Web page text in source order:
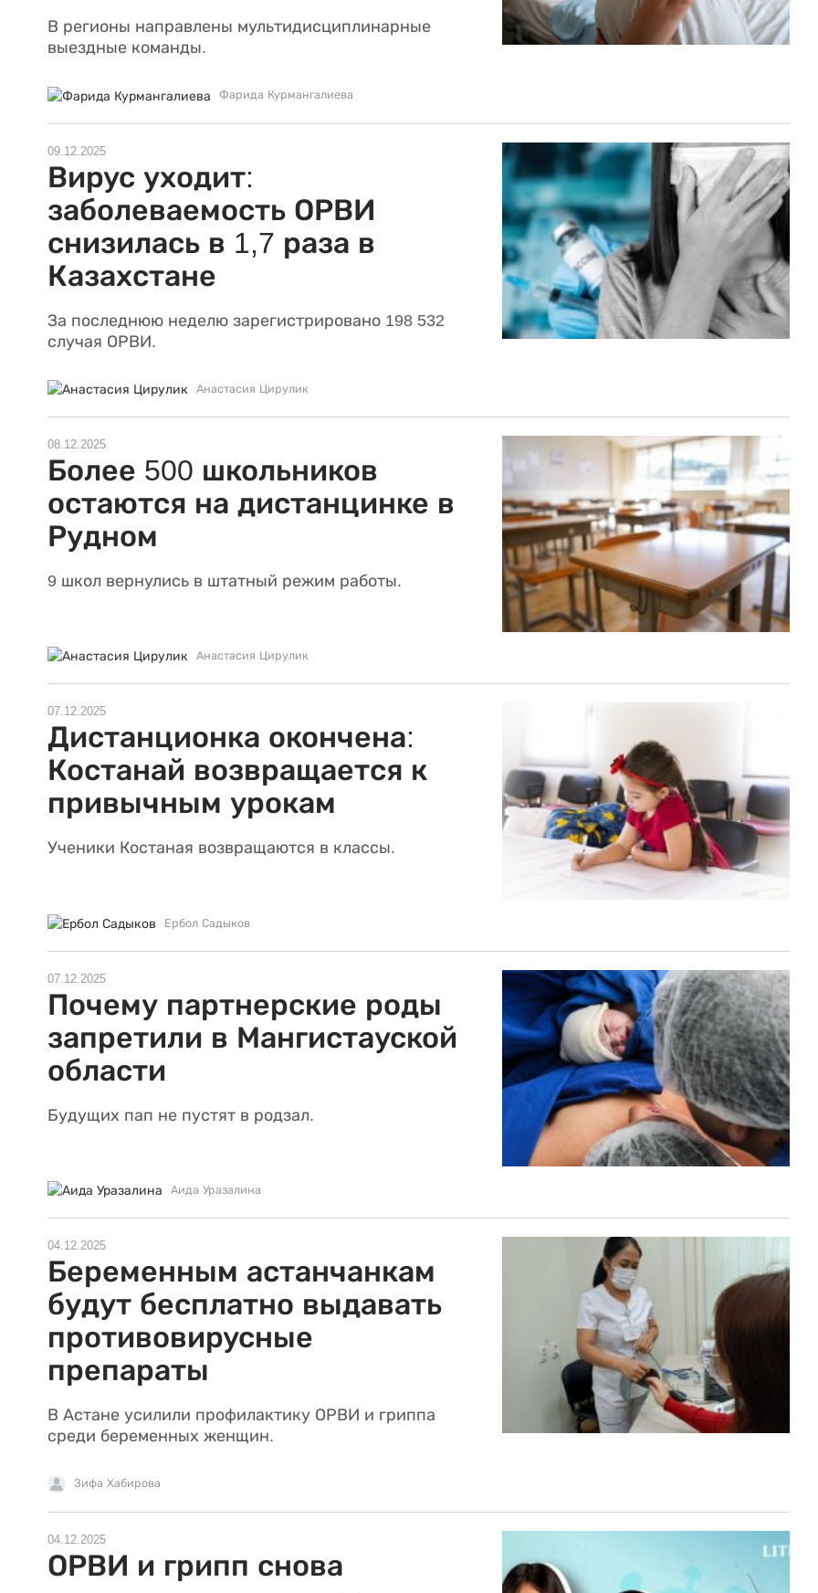
В регионы направлены мультидисциплинарные
выездные команды.
Фарида Курмангалиева
09.12.2025
Вирус уходит:
заболеваемость ОРВИ
снизилась в 1,7 раза в
Казахстане
За последнюю неделю зарегистрировано 198 532
случая ОРВИ.
Анастасия Цирулик
08.12.2025
Более 500 школьников
остаются на дистанцинке в
Рудном
9 школ вернулись в штатный режим работы.
Анастасия Цирулик
07.12.2025
Дистанционка окончена:
Костанай возвращается к
привычным урокам
Ученики Костаная возвращаются в классы.
Ербол Садыков
07.12.2025
Почему партнерские роды
запретили в Мангистауской
области
Будущих пап не пустят в родзал.
Аида Уразалина
04.12.2025
Беременным астанчанкам
будут бесплатно выдавать
противовирусные
препараты
В Астане усилили профилактику ОРВИ и гриппа
среди беременных женщин.
Зифа Хабирова
04.12.2025
ОРВИ и грипп снова